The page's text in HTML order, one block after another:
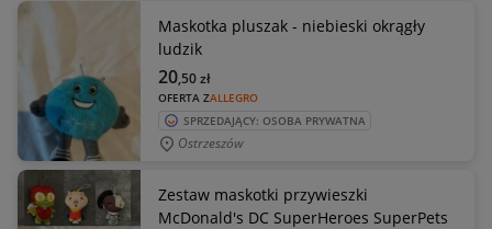
Maskotka pluszak - niebieski okrągły
ludzik
OFERTA ZALLEGRO
20,50zł
SPRZEDAJĄCY: OSOBA PRYWATNA
Ostrzeszów
Zestaw maskotki przywieszki
McDonald's DC SuperHeroes SuperPets